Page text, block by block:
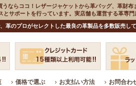
ならココ！レザージャケットから革バッグ、革財布
サポートを行っています。実店舗も運営する革専
革のプロがセレクトした最良の革製品を多数販売し
価格で選ぶ お支払い方法 お問合わ